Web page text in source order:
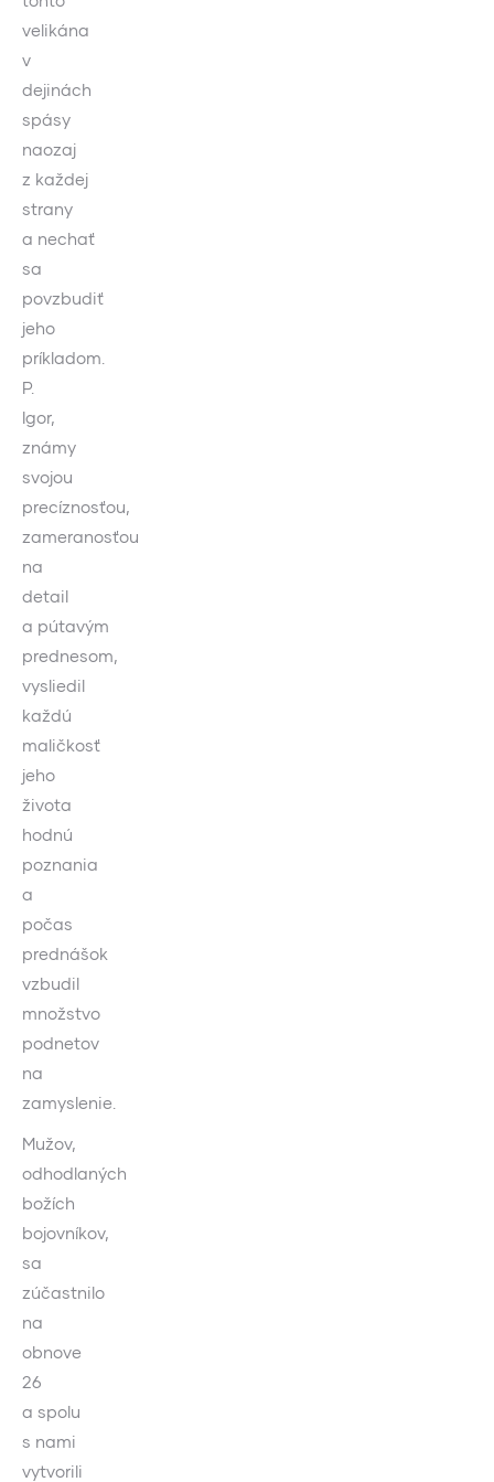
velikána
v
dejinách
spásy
naozaj
z každej
strany
a nechať
sa
povzbudiť
jeho
príkladom.
P.
Igor,
známy
svojou
precíznosťou,
zameranosťou
na
detail
a pútavým
prednesom,
vysliedil
každú
maličkosť
jeho
života
hodnú
poznania
a
počas
prednášok
vzbudil
množstvo
podnetov
na
zamyslenie.
Mužov,
odhodlaných
božích
bojovníkov,
sa
zúčastnilo
na
obnove
26
a spolu
s nami
vytvorili